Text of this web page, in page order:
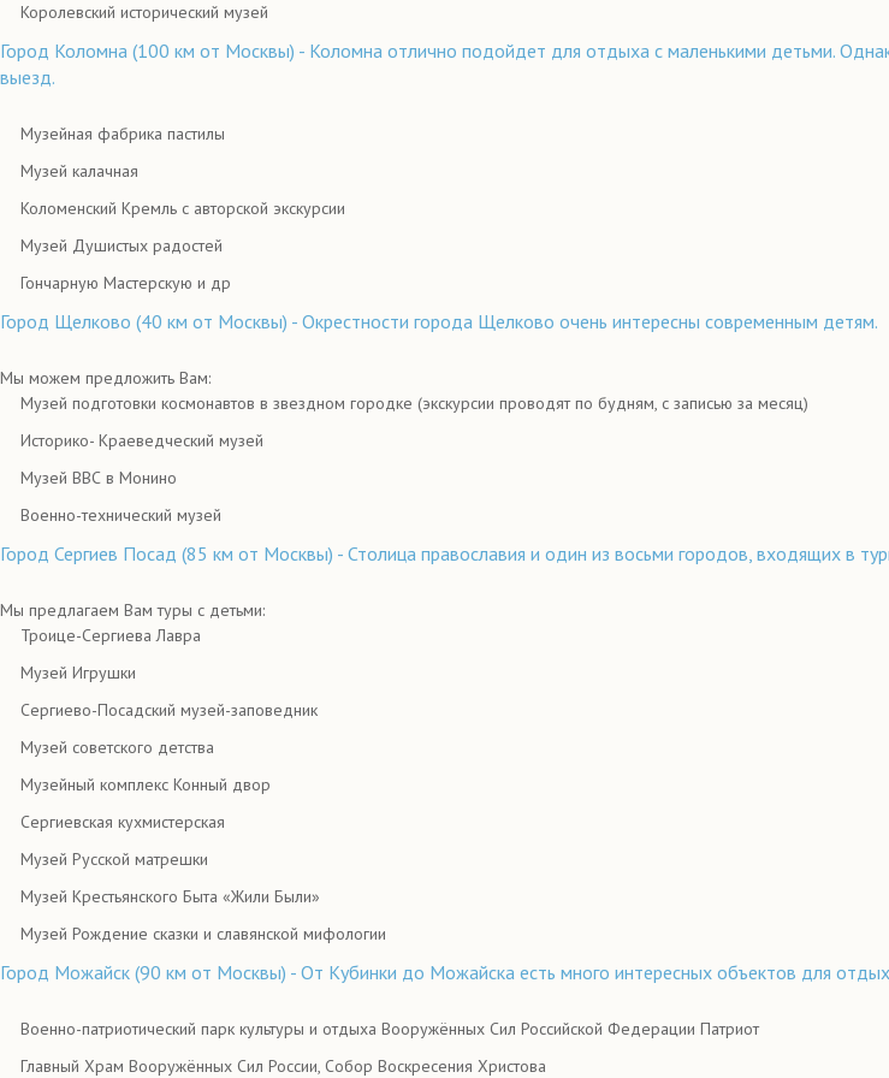
Королевский исторический музей
Город Коломна (100 км от Москвы) - Коломна отлично подойдет для отдыха с маленькими детьми.
выезд.
Музейная фабрика пастилы
Музей калачная
Коломенский Кремль с авторской экскурсии
Музей Душистых радостей
Гончарную Мастерскую и др
Город Щелково (40 км от Москвы) - Окрестности города Щелково очень интересны современным детям.
Мы можем предложить Вам:
Музей подготовки космонавтов в звездном городке (экскурсии проводят по будням, с записью за месяц)
Историко- Краеведческий музей
Музей ВВС в Монино
Военно-технический музей
Город Сергиев Посад (85 км от Москвы) - Столица православия и один из восьми городов, входящих в
Мы предлагаем Вам туры с детьми:
Троице-Сергиева Лавра
Музей Игрушки
Сергиево-Посадский музей-заповедник
Музей советского детства
Музейный комплекс Конный двор
Сергиевская кухмистерская
Музей Русской матрешки
Музей Крестьянского Быта «Жили Были»
Музей Рождение сказки и славянской мифологии
Город Можайск (90 км от Москвы) - От Кубинки до Можайска есть много интересных объектов для
Военно-патриотический парк культуры и отдыха Вооружённых Сил Российской Федерации Патриот
Главный Храм Вооружённых Сил России, Собор Воскресения Христова